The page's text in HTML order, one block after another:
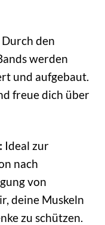
Durch den
werden
und aufgebaut.
freue dich über
Ideal zur
nach
von
deine Muskeln
zu schützen.